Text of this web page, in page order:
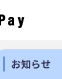
お知らせ